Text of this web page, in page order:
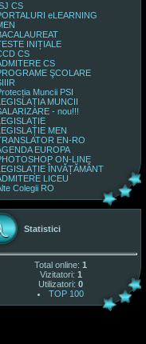
CS
eLEARNING
INIȚIALE
CS
CS
ŞCOLARE
Muncii PSI
MUNCII
- nou!!!
MEN
EN-RO
EUROPA
ON-LINE
ÎNVĂȚĂMÂNT
LICEU
Colegii RO
Statistici
Total online: 1
Vizitatori: 1
Utilizatori: 0
TOP 100